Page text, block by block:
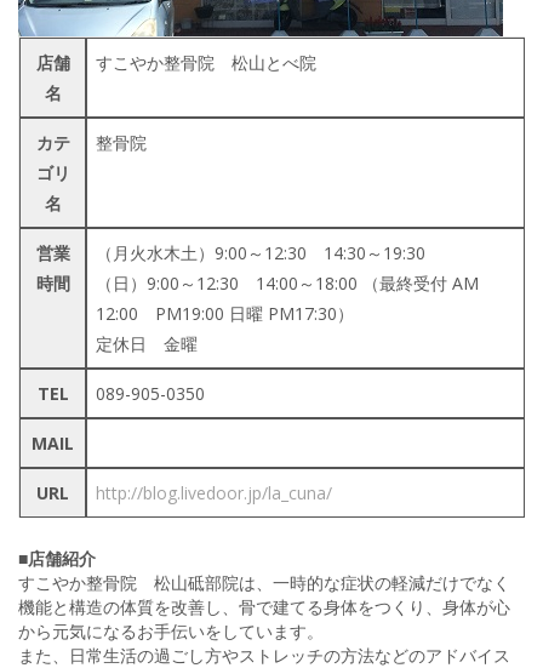
店舗
名
すこやか整骨院 松山とべ院
カテ
ゴリ
名
整骨院
営業
時間
（月火水木土）9:00～12:30 14:30～19:30
（日）9:00～12:30 14:00～18:00 （最終受付 AM
12:00 PM19:00 日曜 PM17:30）
定休日 金曜
TEL 089-905-0350
MAIL
URL http://blog.livedoor.jp/la_cuna/
■店舗紹介
すこやか整骨院 松山砥部院は、一時的な症状の軽減だけでなく
機能と構造の体質を改善し、骨で建てる身体をつくり、身体が心
から元気になるお手伝いをしています。
また、日常生活の過ごし方やストレッチの方法などのアドバイス